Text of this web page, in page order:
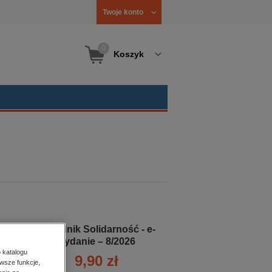
Twoje konto
Koszyk
Tygodnik Solidarność - e-
wydanie – 8/2026
9,90 zł
katalogu
funkcje,